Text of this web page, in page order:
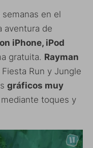
en el
aventura de
iPhone, iPod
gratuita. Rayman
Run y Jungle
gráficos muy
toques y